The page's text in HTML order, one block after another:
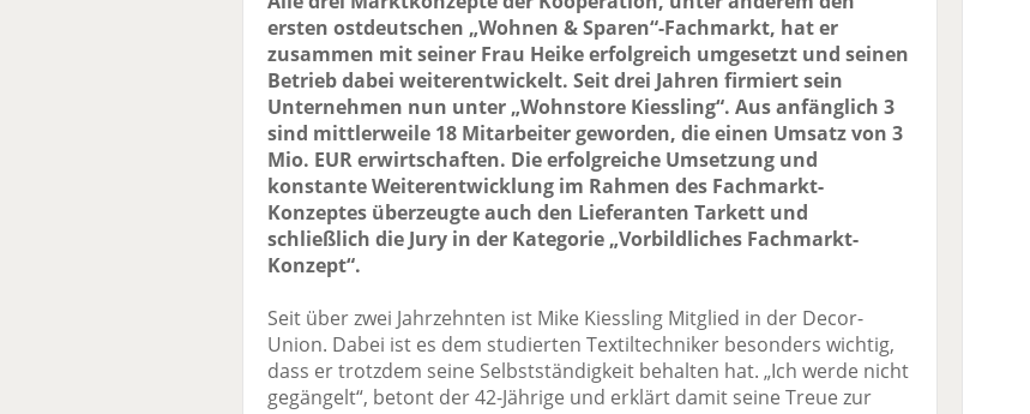
ersten ostdeutschen „Wohnen & Sparen“-Fachmarkt, hat er
zusammen mit seiner Frau Heike erfolgreich umgesetzt und seinen
Betrieb dabei weiterentwickelt. Seit drei Jahren firmiert sein
Unternehmen nun unter „Wohnstore Kiessling“. Aus anfänglich 3
sind mittlerweile 18 Mitarbeiter geworden, die einen Umsatz von 3
Mio. EUR erwirtschaften. Die erfolgreiche Umsetzung und
konstante Weiterentwicklung im Rahmen des Fachmarkt-
Konzeptes überzeugte auch den Lieferanten Tarkett und
schließlich die Jury in der Kategorie „Vorbildliches Fachmarkt-
Konzept“.
Seit über zwei Jahrzehnten ist Mike Kiessling Mitglied in der Decor-
Union. Dabei ist es dem studierten Textiltechniker besonders wichtig,
dass er trotzdem seine Selbstständigkeit behalten hat. „Ich werde nicht
gegängelt“, betont der 42-Jährige und erklärt damit seine Treue zur